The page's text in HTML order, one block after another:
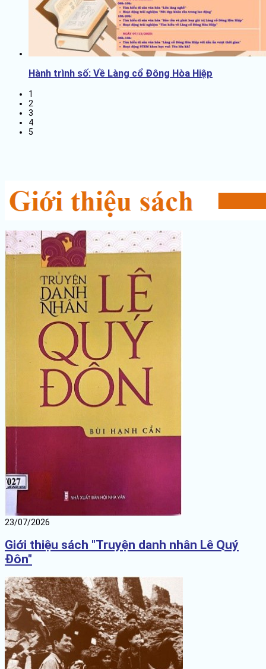
Hành trình số: Về Làng cổ Đông Hòa Hiệp
1
2
3
4
5
23/07/2026
Giới thiệu sách "Truyện danh nhân Lê Quý
Đôn"